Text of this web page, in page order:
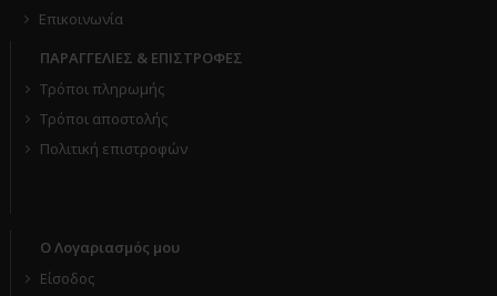
Επικοινωνία
ΠΑΡΑΓΓΕΛΙΕΣ & ΕΠΙΣΤΡΟΦΕΣ
Τρόποι πληρωμής
Τρόποι αποστολής
Πολιτική επιστροφών
Ο Λογαριασμός μου
Είσοδος